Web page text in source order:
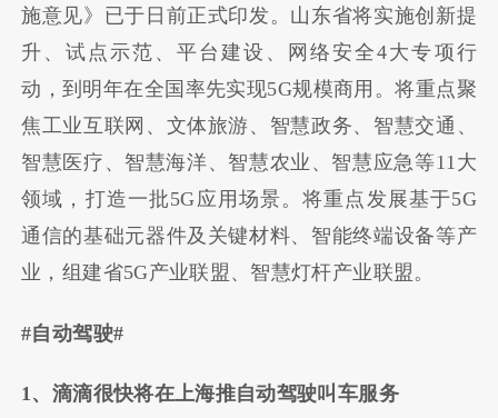
施意见》已于日前正式印发。山东省将实施创新提
升、试点示范、平台建设、网络安全4大专项行
动，到明年在全国率先实现5G规模商用。将重点聚
焦工业互联网、文体旅游、智慧政务、智慧交通、
智慧医疗、智慧海洋、智慧农业、智慧应急等11大
领域，打造一批5G应用场景。将重点发展基于5G
通信的基础元器件及关键材料、智能终端设备等产
业，组建省5G产业联盟、智慧灯杆产业联盟。
#自动驾驶#
1、滴滴很快将在上海推自动驾驶叫车服务